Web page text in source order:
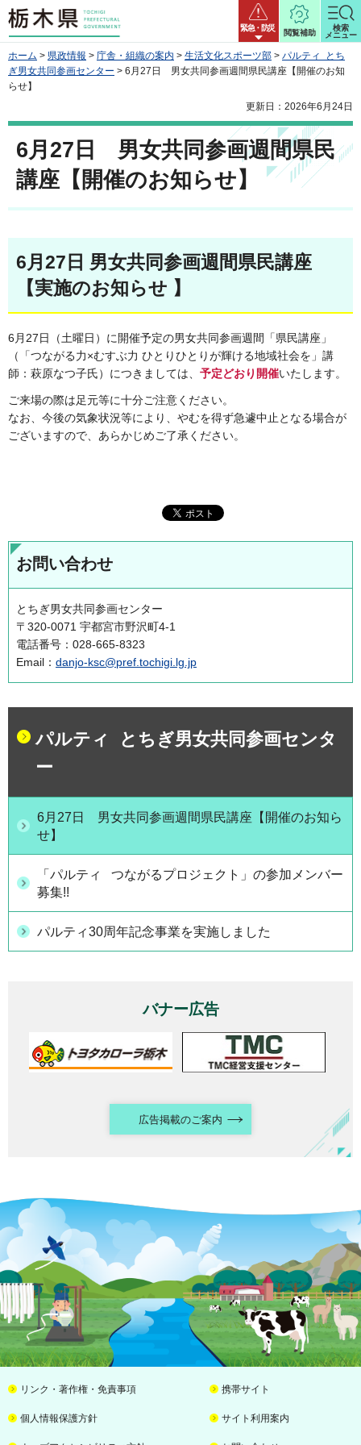
栃木県 緊急・防災
閲覧補助
検索
メニュー
ホーム > 県政情報 > 庁舎・組織の案内 > 生活文化スポーツ部 > パルティ とち
ぎ男女共同参画センター > 6月27日 男女共同参画週間県民講座【開催のお知
らせ】
更新日：2026年6月24日
6月27日 男女共同参画週間県民
講座【開催のお知らせ】
6月27日 男女共同参画週間県民講座
【実施のお知らせ 】
6月27日（土曜日）に開催予定の男女共同参画週間「県民講座」
（「つながる力×むすぶ力 ひとりひとりが輝ける地域社会を」講
師：萩原なつ子氏）につきましては、 予定どおり開催いたします。
ご来場の際は足元等に十分ご注意ください。
なお、今後の気象状況等により、やむを得ず急遽中止となる場合が
ございますので、あらかじめご了承ください。
お問い合わせ
とちぎ男女共同参画センター
〒320-0071 宇都宮市野沢町4-1
電話番号：028-665-8323
Email： danjo-ksc@pref.tochigi.lg.jp
パルティ とちぎ男女共同参画センタ
ー
6月27日 男女共同参画週間県民講座【開催のお知ら
せ】
「パルティ つながるプロジェクト」の参加メンバー
募集!!
パルティ30周年記念事業を実施しました
バナー広告
広告掲載のご案内
リンク・著作権・免責事項 携帯サイト
個人情報保護方針 サイト利用案内